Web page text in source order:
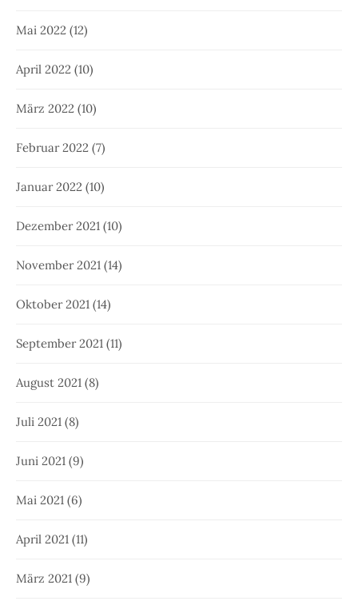
Mai 2022 (12)
April 2022 (10)
März 2022 (10)
Februar 2022 (7)
Januar 2022 (10)
Dezember 2021 (10)
November 2021 (14)
Oktober 2021 (14)
September 2021 (11)
August 2021 (8)
Juli 2021 (8)
Juni 2021 (9)
Mai 2021 (6)
April 2021 (11)
März 2021 (9)